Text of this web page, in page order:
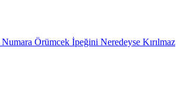
Örümcek İpeğini Neredeyse Kırılmaz